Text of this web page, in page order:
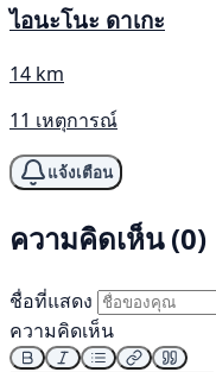
ไอนะโนะ ดาเกะ
14 km
11 เหตุการณ์
แจ้งเตือน
ความคิดเห็น (0)
ชื่อที่แสดง
ความคิดเห็น